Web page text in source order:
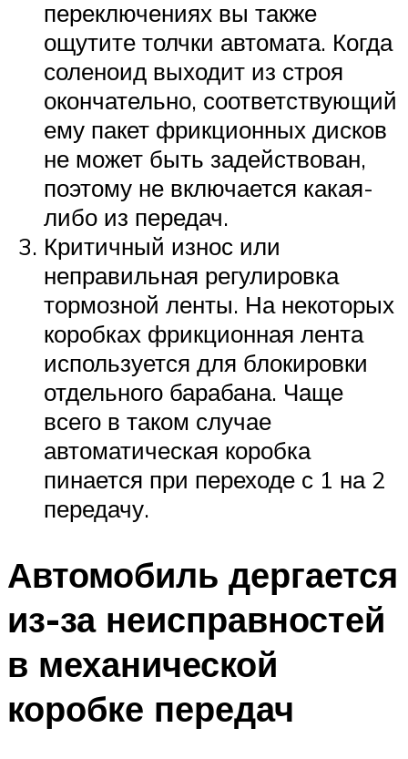
переключениях вы также
ощутите толчки автомата. Когда
соленоид выходит из строя
окончательно, соответствующий
ему пакет фрикционных дисков
не может быть задействован,
поэтому не включается какая-
либо из передач.
Критичный износ или
неправильная регулировка
тормозной ленты. На некоторых
коробках фрикционная лента
используется для блокировки
отдельного барабана. Чаще
всего в таком случае
автоматическая коробка
пинается при переходе с 1 на 2
передачу.
Автомобиль дергается
из-за неисправностей
в механической
коробке передач